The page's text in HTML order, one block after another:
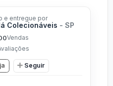
e entregue por
Colecionáveis - SP
Vendas
Seguir